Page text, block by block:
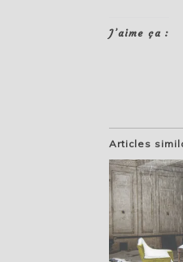
J’aime ça :
Articles